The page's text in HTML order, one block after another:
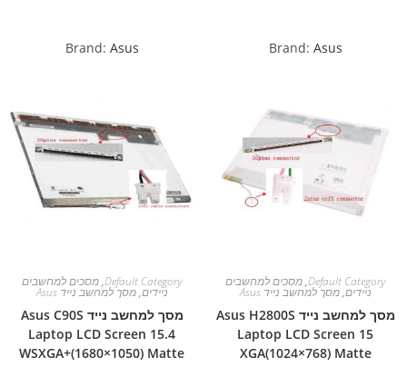
Brand: Asus
Default Category
,מסכים למחשבים
ניידים,מסך למחשב נייד Asus
מסך למחשב נייד Asus H2800S
Laptop LCD Screen 15
XGA(1024×768) Matte
Brand: Asus
Default Category
,מסכים למחשבים
ניידים,מסך למחשב נייד Asus
מסך למחשב נייד Asus C90S
Laptop LCD Screen 15.4
WSXGA+(1680×1050) Matte